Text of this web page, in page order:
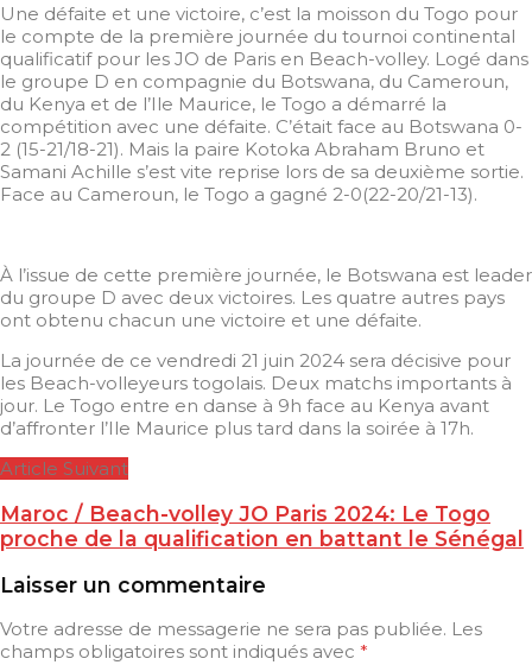
Une défaite et une victoire, c’est la moisson du Togo pour
le compte de la première journée du tournoi continental
qualificatif pour les JO de Paris en Beach-volley. Logé dans
le groupe D en compagnie du Botswana, du Cameroun,
du Kenya et de l’Ile Maurice, le Togo a démarré la
compétition avec une défaite. C’était face au Botswana 0-
2 (15-21/18-21). Mais la paire Kotoka Abraham Bruno et
Samani Achille s’est vite reprise lors de sa deuxième sortie.
Face au Cameroun, le Togo a gagné 2-0(22-20/21-13).
À l’issue de cette première journée, le Botswana est leader
du groupe D avec deux victoires. Les quatre autres pays
ont obtenu chacun une victoire et une défaite.
La journée de ce vendredi 21 juin 2024 sera décisive pour
les Beach-volleyeurs togolais. Deux matchs importants à
jour. Le Togo entre en danse à 9h face au Kenya avant
d’affronter l’Ile Maurice plus tard dans la soirée à 17h.
Article Suivant
Maroc / Beach-volley JO Paris 2024: Le Togo
proche de la qualification en battant le Sénégal
Laisser un commentaire
Votre adresse de messagerie ne sera pas publiée. Les
champs obligatoires sont indiqués avec *